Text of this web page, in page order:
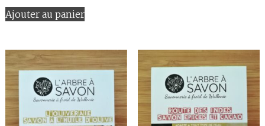
Ajouter au panier